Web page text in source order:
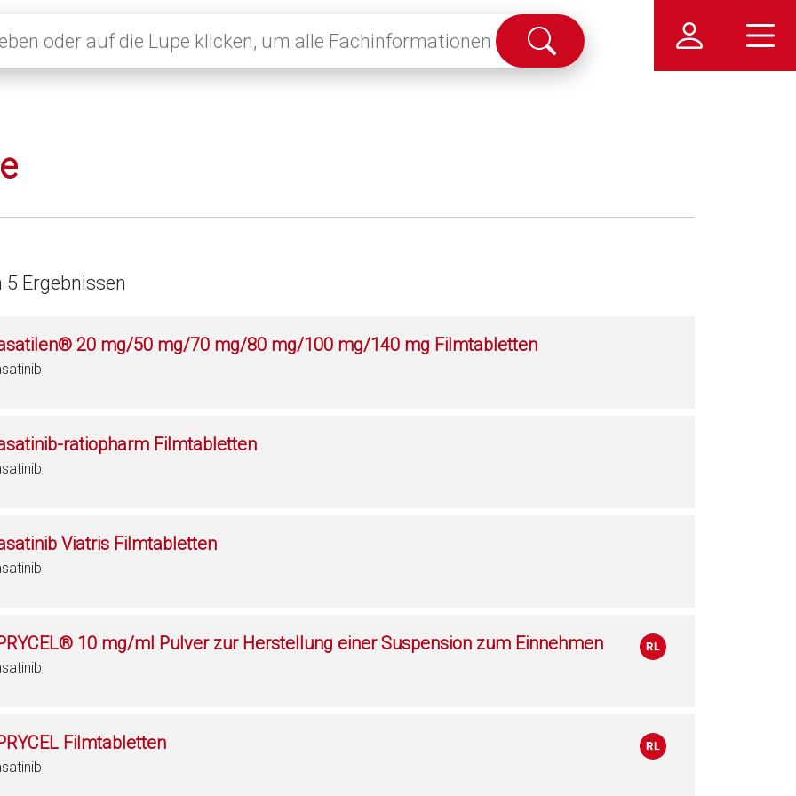
Suche
abschicken
5 Ergebnissen
20 mg/50 mg/70 mg/80 mg/100 mg/140 mg Filmtabletten
ratiopharm Filmtabletten
Viatris Filmtabletten
10 mg/ml Pulver zur Herstellung einer Suspension zum Einnehmen
Filmtabletten